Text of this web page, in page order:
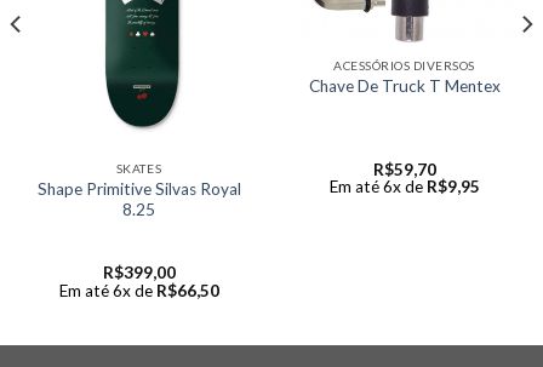
SKATES
Shape Primitive Silvas Royal
8.25
R$399,00
Em até 6x de R$66,50
ACESSÓRIOS DIVERSOS
Chave De Truck T Mentex
R$59,70
Em até 6x de R$9,95